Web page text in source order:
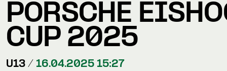
PORSCHE
CUP 2025
U13 / 16.04.2025 15:27